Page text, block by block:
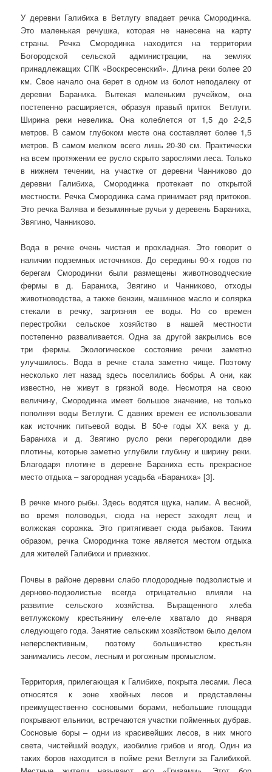
У деревни Галибиха в Ветлугу впадает речка Смородинка.
Это маленькая речушка, которая не нанесена на карту
страны. Речка Смородинка находится на территории
Богородской сельской администрации, на землях
принадлежащих СПК «Воскресенский». Длина реки более 20
км. Свое начало она берет в одном из болот неподалеку от
деревни Бараниха. Вытекая маленьким ручейком, она
постепенно расширяется, образуя правый приток Ветлуги.
Ширина реки невелика. Она колеблется от 1,5 до 2-2,5
метров. В самом глубоком месте она составляет более 1,5
метров. В самом мелком всего лишь 20-30 см. Практически
на всем протяжении ее русло скрыто зарослями леса. Только
в нижнем течении, на участке от деревни Чанниково до
деревни Галибиха, Смородинка протекает по открытой
местности. Речка Смородинка сама принимает ряд притоков.
Это речка Валява и безымянные ручьи у деревень Бараниха,
Звягино, Чанниково.
Вода в речке очень чистая и прохладная. Это говорит о
наличии подземных источников. До середины 90-х годов по
берегам Смородинки были размещены животноводческие
фермы в д. Бараниха, Звягино и Чанниково, отходы
животноводства, а также бензин, машинное масло и солярка
стекали в речку, загрязняя ее воды. Но со времен
перестройки сельское хозяйство в нашей местности
постепенно разваливается. Одна за другой закрылись все
три фермы. Экологическое состояние речки заметно
улучшилось. Вода в речке стала заметно чище. Поэтому
несколько лет назад здесь поселились бобры. А они, как
известно, не живут в грязной воде. Несмотря на свою
величину, Смородинка имеет большое значение, не только
пополняя воды Ветлуги. С давних времен ее использовали
как источник питьевой воды. В 50-е годы ХХ века у д.
Бараниха и д. Звягино русло реки перегородили две
плотины, которые заметно углубили глубину и ширину реки.
Благодаря плотине в деревне Бараниха есть прекрасное
место отдыха – загородная усадьба «Бараниха» [3].
В речке много рыбы. Здесь водятся щука, налим. А весной,
во время половодья, сюда на нерест заходят лещ и
волжская сорожка. Это притягивает сюда рыбаков. Таким
образом, речка Смородинка тоже является местом отдыха
для жителей Галибихи и приезжих.
Почвы в районе деревни слабо плодородные подзолистые и
дерново-подзолистые всегда отрицательно влияли на
развитие сельского хозяйства. Выращенного хлеба
ветлужскому крестьянину еле-еле хватало до января
следующего года. Занятие сельским хозяйством было делом
неперспективным, поэтому большинство крестьян
занимались лесом, лесным и рогожным промыслом.
Территория, прилегающая к Галибихе, покрыта лесами. Леса
относятся к зоне хвойных лесов и представлены
преимущественно сосновыми борами, небольшие площади
покрывают ельники, встречаются участки пойменных дубрав.
Сосновые боры – одни из красивейших лесов, в них много
света, чистейший воздух, изобилие грибов и ягод. Один из
таких боров находится в пойме реки Ветлуги за Галибихой.